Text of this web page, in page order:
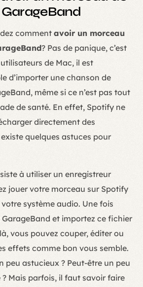
commentavoir un morceau
? Pas de panique, c’est
de Mac, il est
d’importer une chanson de
même si ce n’est pas tout
de santé. En effet, Spotify ne
directement des
quelques astuces pour
à utiliser un enregistreur
jouer votre morceau sur Spotify
votre système audio. Une fois
et importez ce fichier
vous pouvez couper, éditer ou
effets comme bon vous semble.
peu astucieux ? Peut-être un peu
Mais parfois, il faut savoir faire